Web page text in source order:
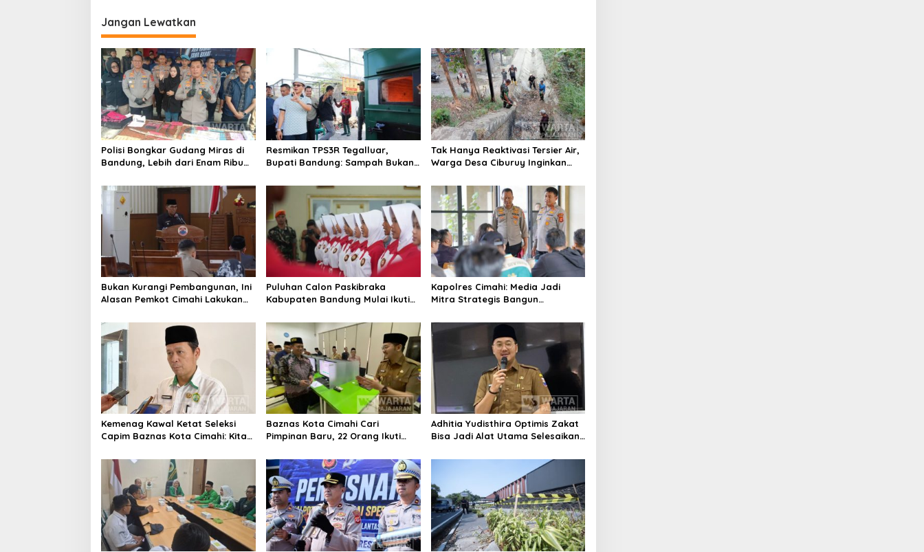
i
g
a
s
i
p
o
s
Jangan Lewatkan
Polisi Bongkar Gudang Miras di
Bandung, Lebih dari Enam Ribu
Resmikan TPS3R Tegalluar,
Bupati Bandung: Sampah Bukan
Tak Hanya Reaktivasi Tersier Air,
Warga Desa Ciburuy Inginkan
Bukan Kurangi Pembangunan, Ini
Alasan Pemkot Cimahi Lakukan
Puluhan Calon Paskibraka
Kabupaten Bandung Mulai Ikuti
Kapolres Cimahi: Media Jadi
Mitra Strategis Bangun
Kemenag Kawal Ketat Seleksi
Capim Baznas Kota Cimahi: Kita
Berintegritas
Baznas Kota Cimahi Cari
Pimpinan Baru, 22 Orang Ikuti
Adhitia Yudisthira Optimis Zakat
Bisa Jadi Alat Utama Selesaikan